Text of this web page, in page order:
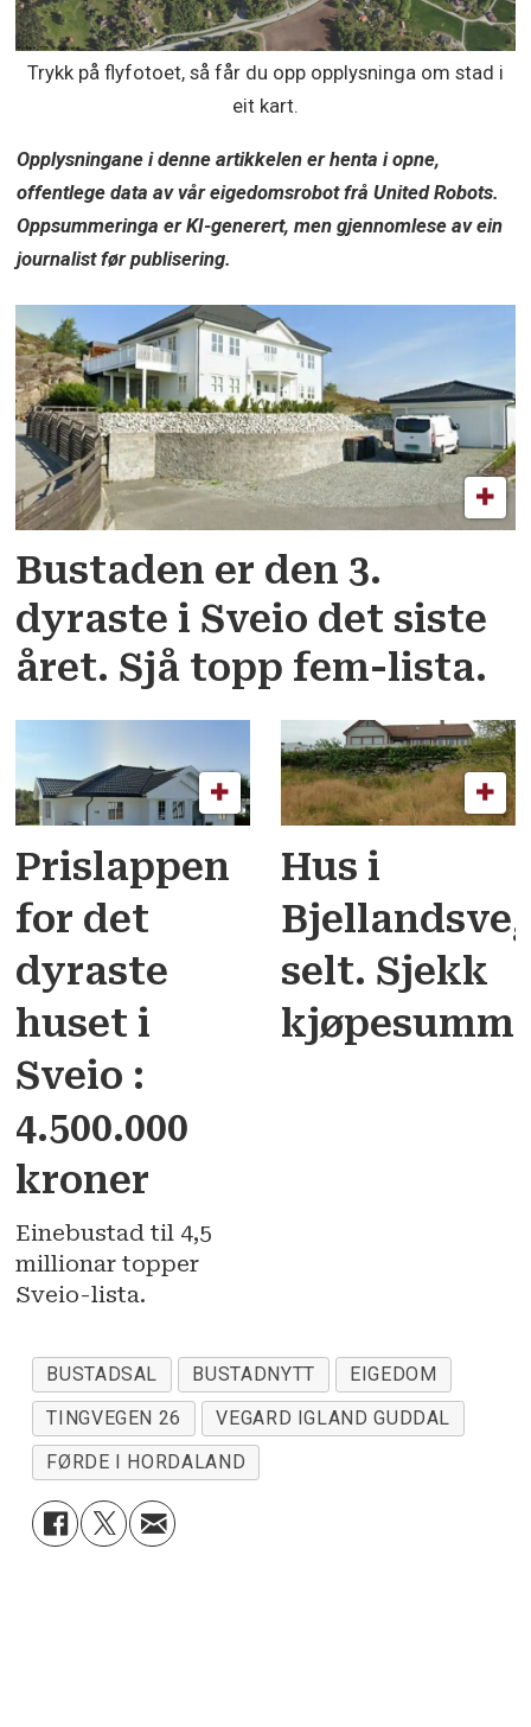
Trykk på flyfotoet, så får du opp opplysninga om stad i
eit kart.
Opplysningane i denne artikkelen er henta i opne,
offentlege data av vår eigedomsrobot frå United Robots.
Oppsummeringa er KI-generert, men gjennomlese av ein
journalist før publisering.
Bustaden er den 3.
dyraste i Sveio det siste
året. Sjå topp fem-lista.
Prislappen
for det
dyraste
huset i
Sveio :
4.500.000
kroner
Einebustad til 4,5
millionar topper
Sveio-lista.
Hus i
selt. Sjekk
BUSTADSAL BUSTADNYTT
EIGEDOM
TINGVEGEN 26
VEGARD IGLAND GUDDAL
FØRDE I HORDALAND